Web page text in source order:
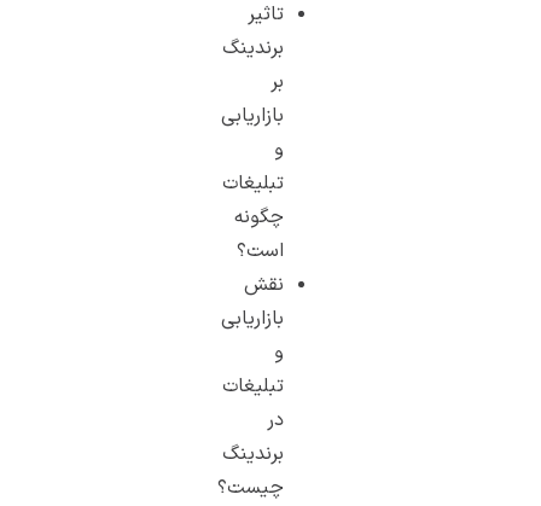
تاثیر
برندینگ
بر
بازاریابی
و
تبلیغات
چگونه
است؟
نقش
بازاریابی
و
تبلیغات
در
برندینگ
چیست؟